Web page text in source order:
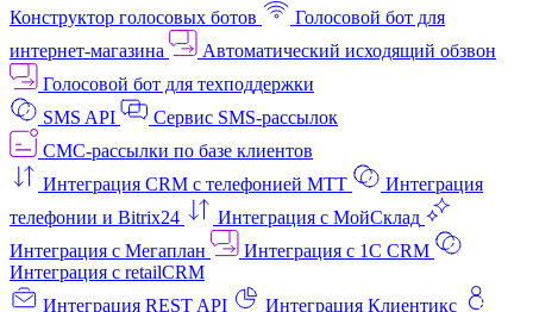
Конструктор голосовых ботов
Голосовой бот для
интернет‑магазина
Автоматический исходящий обзвон
Голосовой бот для техподдержки
SMS API
Сервис SMS-рассылок
СМС-рассылки по базе клиентов
Интеграция CRM с телефонией МТТ
Интеграция
телефонии и Bitrix24
Интеграция с МойСклад
Интеграция с Мегаплан
Интеграция с 1C CRM
Интеграция с retailCRM
Интеграция REST API
Интеграция Клиентикс